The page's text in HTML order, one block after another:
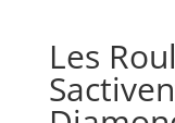
Les